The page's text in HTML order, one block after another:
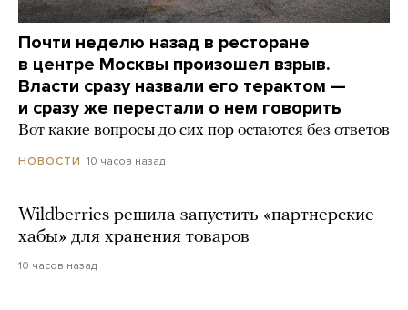
Почти неделю назад в ресторане
в центре Москвы произошел взрыв.
Власти сразу назвали его терактом —
и сразу же перестали о нем говорить
Вот какие вопросы до сих пор остаются без ответов
НОВОСТИ 10 часов назад
Wildberries решила запустить «партнерские
хабы» для хранения товаров
10 часов назад